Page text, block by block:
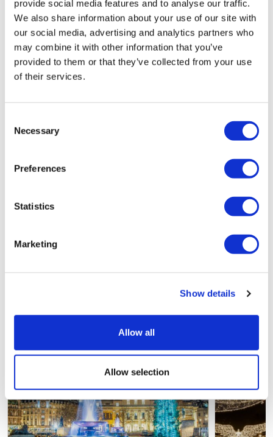
provide social media features and to analyse our traffic.
We also share information about your use of our site with
our social media, advertising and analytics partners who
may combine it with other information that you’ve
provided to them or that they’ve collected from your use
of their services.
Selection
Necessary
Preferences
Statistics
Marketing
Show details
Allow all
Allow selection
également un cadeau de Noël.
Programme
le 24 décembre 2014 à 18h30 depuis Stop 1 Bullied
Retour à21h00 à Stop 1 Bullied Way, 123-151 Buckingham
Les annulations ne peuvent être effectuées que jusqu'à 7 jours
avant le départ jusqu'au 17 décembre. Après cette date, les
Vous pourriez aussi aimer